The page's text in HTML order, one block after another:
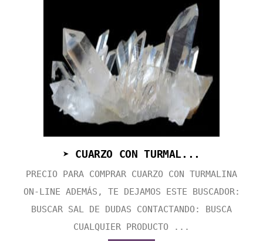
➤ CUARZO CON TURMAL...
PRECIO PARA COMPRAR CUARZO CON TURMALINA
ON-LINE ADEMÁS, TE DEJAMOS ESTE BUSCADOR:
BUSCAR SAL DE DUDAS CONTACTANDO: BUSCA
CUALQUIER PRODUCTO ...